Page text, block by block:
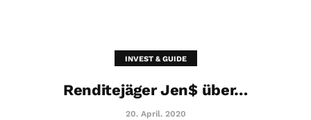
INVEST & GUIDE
Renditejäger Jen$ über…
20. April. 2020